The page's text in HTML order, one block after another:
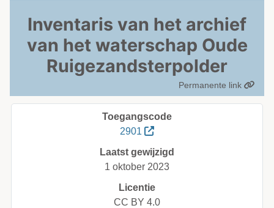
Inventaris van het archief
van het waterschap Oude
Ruigezandsterpolder
Permanente link
Toegangscode
2901
Laatst gewijzigd
1 oktober 2023
Licentie
CC BY 4.0